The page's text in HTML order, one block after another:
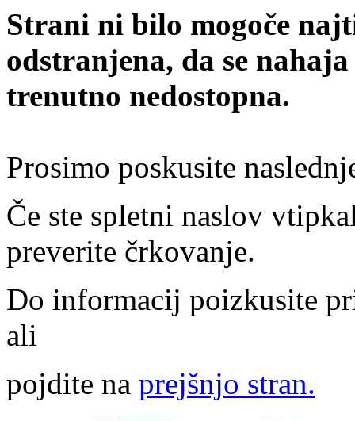
Strani ni bilo mogoče
odstranjena, da se
trenutno nedostopna.
Prosimo poskusite
Če ste spletni naslov
preverite črkovanje.
Do informacij poizkusite
ali
pojdite na prejšnjo stran.